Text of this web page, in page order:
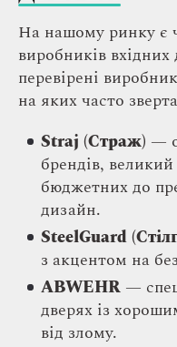
На нашому ринку є
виробників
перевірені
на яких часто
Straj (Страж) —
брендів,
бюджетних до
дизайн.
SteelGuard
з акцентом на
ABWEHR —
дверях із
від злому.